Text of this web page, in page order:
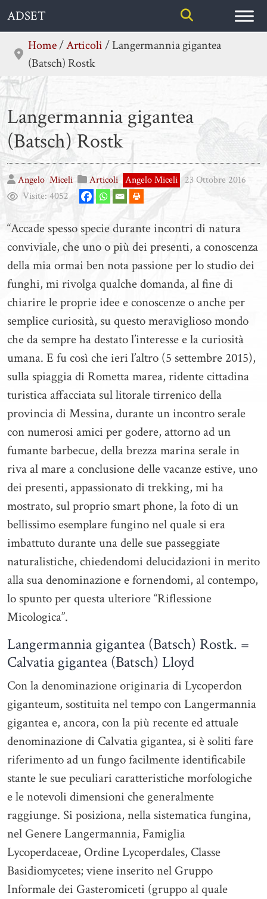
Skip
content
ADSET
Home/Articoli/Langermannia gigantea
(Batsch) Rostk
Langermannia gigantea
(Batsch) Rostk
Angelo Miceli Articoli Angelo Miceli
23 Ottobre 2016
Visite: 4052
“Accade spesso specie durante incontri di natura
conviviale, che uno o più dei presenti, a conoscenza
della mia ormai ben nota passione per lo studio dei
funghi, mi rivolga qualche domanda, al fine di
chiarire le proprie idee e conoscenze o anche per
semplice curiosità, su questo meraviglioso mondo
che da sempre ha destato l’interesse e la curiosità
umana. E fu così che ieri l’altro (5 settembre 2015),
sulla spiaggia di Rometta marea, ridente cittadina
turistica affacciata sul litorale tirrenico della
provincia di Messina, durante un incontro serale
con numerosi amici per godere, attorno ad un
fumante barbecue, della brezza marina serale in
riva al mare a conclusione delle vacanze estive, uno
dei presenti, appassionato di trekking, mi ha
mostrato, sul proprio smart phone, la foto di un
bellissimo esemplare fungino nel quale si era
imbattuto durante una delle sue passeggiate
naturalistiche, chiedendomi delucidazioni in merito
alla sua denominazione e fornendomi, al contempo,
lo spunto per questa ulteriore “Riflessione
Micologica”.
Langermannia gigantea (Batsch) Rostk. =
Calvatia gigantea (Batsch) Lloyd
Con la denominazione originaria di Lycoperdon
giganteum, sostituita nel tempo con Langermannia
gigantea e, ancora, con la più recente ed attuale
denominazione di Calvatia gigantea, si è soliti fare
riferimento ad un fungo facilmente identificabile
stante le sue peculiari caratteristiche morfologiche
e le notevoli dimensioni che generalmente
raggiunge. Si posiziona, nella sistematica fungina,
nel Genere Langermannia, Famiglia
Lycoperdaceae, Ordine Lycoperdales, Classe
Basidiomycetes; viene inserito nel Gruppo
Informale dei Gasteromiceti (gruppo al quale